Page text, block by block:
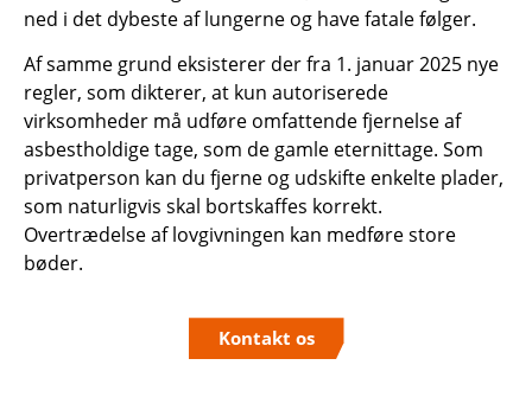
ned i det dybeste af lungerne og have fatale følger.
Af samme grund eksisterer der fra 1. januar 2025 nye
regler, som dikterer, at kun autoriserede
virksomheder må udføre omfattende fjernelse af
asbestholdige tage, som de gamle eternittage. Som
privatperson kan du fjerne og udskifte enkelte plader,
som naturligvis skal bortskaffes korrekt.
Overtrædelse af lovgivningen kan medføre store
bøder.
Kontakt os